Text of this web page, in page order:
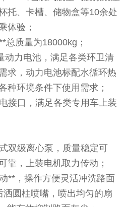
托、卡槽、储物盒等10余处
体验；
质量为18000kg；
力电池，满足各类环卫清
求，动力电池标配水循环热
种环境条件下使用需求；
接口，满足各类专用车上装
双级离心泵，质量稳定可
靠，上装电机取力传动；
**，操作方便灵活冲洗路面
圆柱喷嘴，喷出均匀的扇